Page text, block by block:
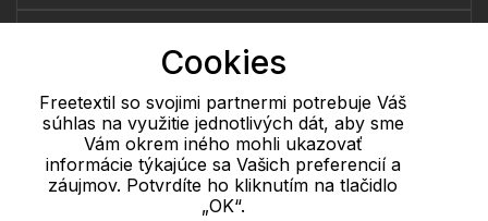
Offline
+421 277 270 056
Cookie - podrobné nastavenie| Ďalšie informácie|Spracovanie
osobných údajov
Cookies
Freetextil so svojimi partnermi potrebuje Váš
súhlas na využitie jednotlivých dát, aby sme
Vám okrem iného mohli ukazovať
informácie týkajúce sa Vašich preferencií a
záujmov. Potvrdíte ho kliknutím na tlačidlo
„OK“.